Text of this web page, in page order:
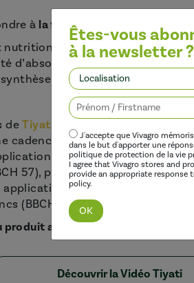
à la forte demande
nutritionnel spécifique.
d’absorption des nutriments du
source d’énergie
deTiyati
cadence de 10 jours.
deTiyatià 0.4L/ha : aux
57), puis début floraison
applications de
à 0.4L/ha :
(BBCH 57-59), puis floraison
produit au travers de cette vidéo,
Découvrir la Vidéo Tiyati
Êtes-vous
à la newsletter ?
J'accepte que Vivagro
dans le but d'apporter une
politique de protection de la vie
I agree that Vivagro stores and
provide an appropriate response
policy.